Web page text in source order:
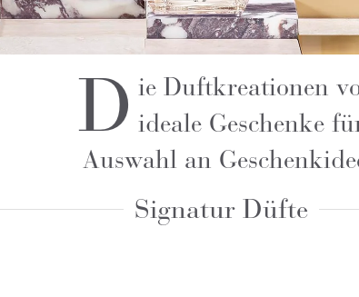
D ie Duftkreationen
ideale Geschenke
Auswahl an
Signatur Düfte